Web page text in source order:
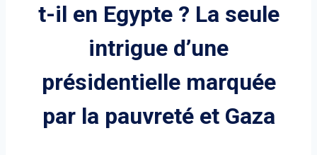
t-il en Egypte ? La seule
intrigue d’une
présidentielle marquée
par la pauvreté et Gaza